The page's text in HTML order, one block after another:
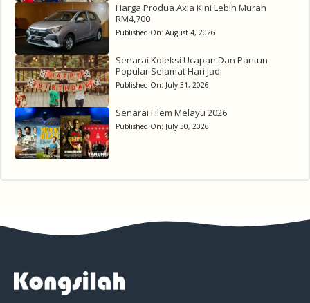
Harga Produa Axia Kini Lebih Murah
RM4,700
Published On: August 4, 2026
Senarai Koleksi Ucapan Dan Pantun
Popular Selamat Hari Jadi
Published On: July 31, 2026
Senarai Filem Melayu 2026
Published On: July 30, 2026